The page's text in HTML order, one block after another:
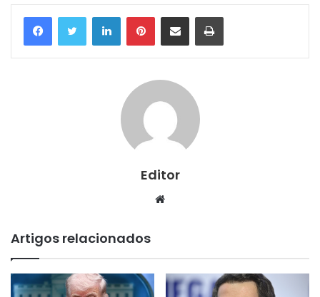
LinkedinPinterestCompartilhar via e-mail Imprimir
Editor
Website
Artigos relacionados